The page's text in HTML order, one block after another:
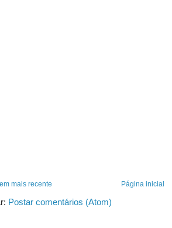
mais recente Página inicial
Postar comentários (Atom)